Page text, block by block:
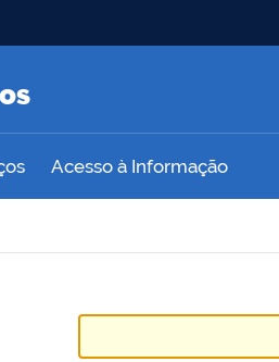
Acesso à Informação